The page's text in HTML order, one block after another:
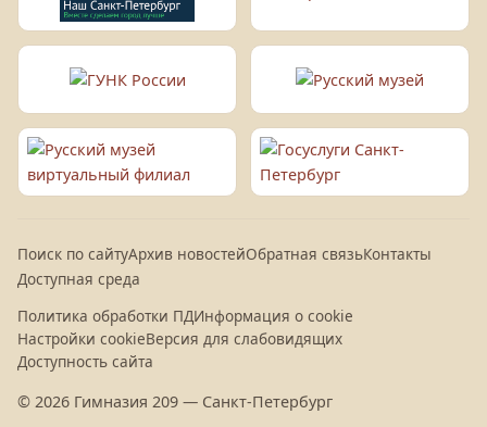
Поиск по сайтуАрхив новостейОбратная связьКонтакты
Доступная среда
Политика обработки ПДИнформация о cookie
Настройки cookieВерсия для слабовидящих
Доступность сайта
© 2026 Гимназия 209 — Санкт-Петербург